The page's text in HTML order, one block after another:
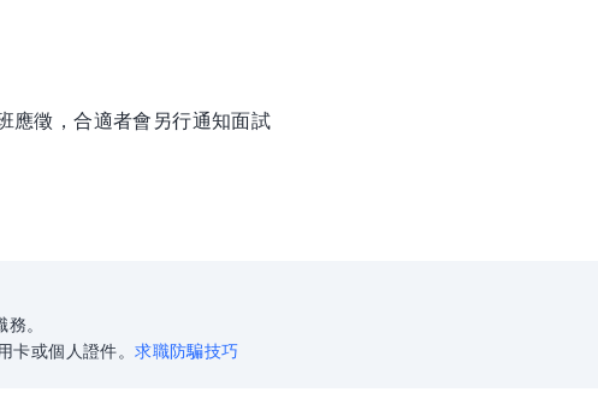
應徵，合適者會另行通知面試
。
卡或個人證件。求職防騙技巧